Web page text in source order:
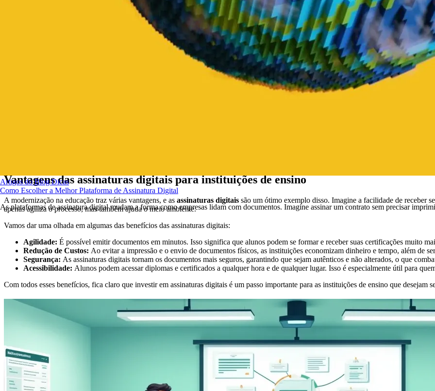
Artigos do BlogDicas
Como Escolher a Melhor Plataforma de Assinatura Digital
As plataformas de assinatura digital mudam a forma como empresas lidam com documentos. Imagine assinar um contrato sem precisar
O que são assinaturas digitais e como funcionam?
são uma maneira moderna de confirmar documentações sem papelada. Elas funcionam como uma assinatura
autêntico e não foi alterado. Por exemplo, quando você assina um contrato online, essa assinatura digital conecta sua identidade ao
Vantagens das assinaturas digitais para instituições de ensino
A modernização na educação traz várias vantagens, e as assinaturas digitais são um ótimo exemplo disso. Imagine a facilidade de receber
apenas agiliza o processo, mas também ajuda o meio ambiente.
Vamos dar uma olhada em algumas das benefícios das assinaturas digitais:
Agilidade: É possível emitir documentos em minutos. Isso significa que alunos podem se formar e receber suas certificações muito
Redução de Custos: Ao evitar a impressão e o envio de documentos físicos, as instituições economizam dinheiro e tempo, além de
Segurança: As assinaturas digitais tornam os documentos mais seguros, garantindo que sejam autênticos e não alterados, o que
Acessibilidade: Alunos podem acessar diplomas e certificados a qualquer hora e de qualquer lugar. Isso é especialmente útil para
Com todos esses benefícios, fica claro que investir em assinaturas digitais é um passo importante para as instituições de ensino que desejam